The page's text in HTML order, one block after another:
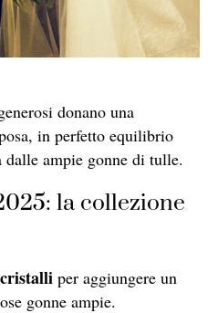
donano una
in perfetto equilibrio
dalle ampie gonne di tulle.
la collezione
per aggiungere un
gonne ampie.